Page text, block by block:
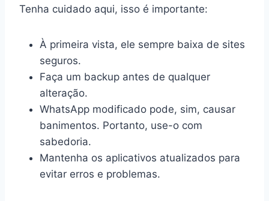
Tenha cuidado aqui, isso é importante:
À primeira vista, ele sempre baixa de sites
seguros.
Faça um backup antes de qualquer
alteração.
WhatsApp modificado pode, sim, causar
banimentos. Portanto, use-o com
sabedoria.
Mantenha os aplicativos atualizados para
evitar erros e problemas.